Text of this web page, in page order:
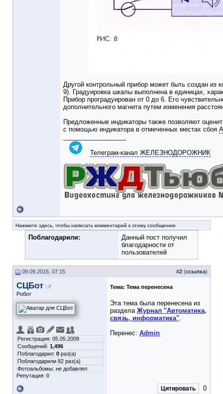
Другой контрольный прибор может быть создан из
9). Градуировка шкалы выполнена в единицах,
Прибор проградуирован от 0 до 6. Его
дополнительного магнита путем изменения
Предложенные индикаторы также позволяют
с помощью индикатора в отмеченных местах сбоя
Телеграм-канал ЖЕЛЕЗНОДОРОЖНИК
Нажмите здесь, чтобы написать комментарий к этому сообщению
Поблагодарили:
Данный пост получил
благодарности от
пользователей
09.09.2015, 07:15 #2 (ссылка)
СЦБот
Робот
Регистрация: 05.05.2009
Сообщений: 1,496
Поблагодарил: 0 раз(а)
Поблагодарили 82 раз(а)
Фотоальбомы: не добавлял
Репутация: 0
Тема: Тема перенесена
Эта тема была перенесена из
раздела Журнал "Автоматика,
связь, информатика".
Перенес: Admin
Цитировать 0